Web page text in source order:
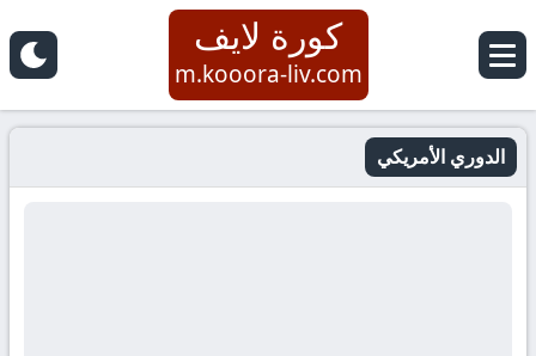
كورة لايف
m.kooora-liv.com
الدوري الأمريكي